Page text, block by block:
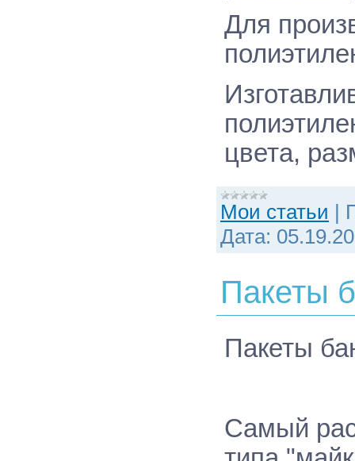
Для
цвета,
Мои статьи |
Дата:
Пакеты
Пакеты
Самый